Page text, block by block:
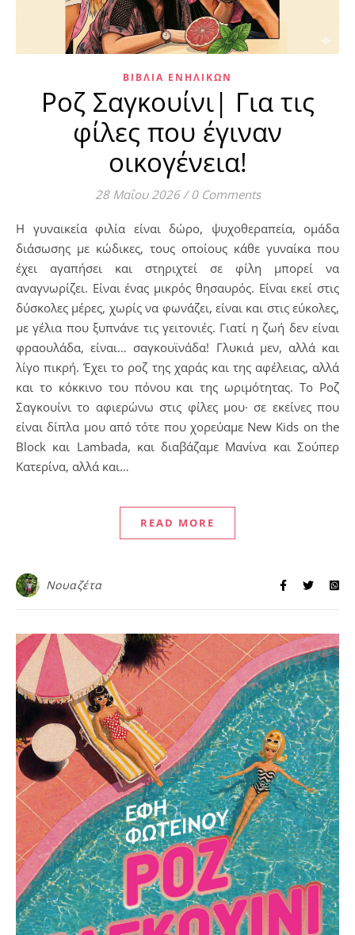
ΒΙΒΛΊΑ ΕΝΗΛΊΚΩΝ
Ροζ Σαγκουίνι| Για τις
φίλες που έγιναν
οικογένεια!
28 Μαΐου 2026 / 0 Comments
Η γυναικεία φιλία είναι δώρο, ψυχοθεραπεία, ομάδα
διάσωσης με κώδικες, τους οποίους κάθε γυναίκα που
έχει αγαπήσει και στηριχτεί σε φίλη μπορεί να
αναγνωρίζει. Είναι ένας μικρός θησαυρός. Είναι εκεί στις
δύσκολες μέρες, χωρίς να φωνάζει, είναι και στις εύκολες,
με γέλια που ξυπνάνε τις γειτονιές. Γιατί η ζωή δεν είναι
φραουλάδα, είναι… σαγκουϊνάδα! Γλυκιά μεν, αλλά και
λίγο πικρή. Έχει το ροζ της χαράς και της αφέλειας, αλλά
και το κόκκινο του πόνου και της ωριμότητας. Το Ροζ
Σαγκουίνι το αφιερώνω στις φίλες μου· σε εκείνες που
είναι δίπλα μου από τότε που χορεύαμε New Kids on the
Block και Lambada, και διαβάζαμε Μανίνα και Σούπερ
Κατερίνα, αλλά και…
READ MORE
Νουαζέτα